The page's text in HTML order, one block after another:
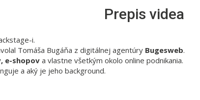
Prepis videa
i.
Tomáša Bugáňa z digitálnej agentúry Bugesweb.
e-shopov a vlastne všetkým okolo online podnikania.
a aký je jeho background.